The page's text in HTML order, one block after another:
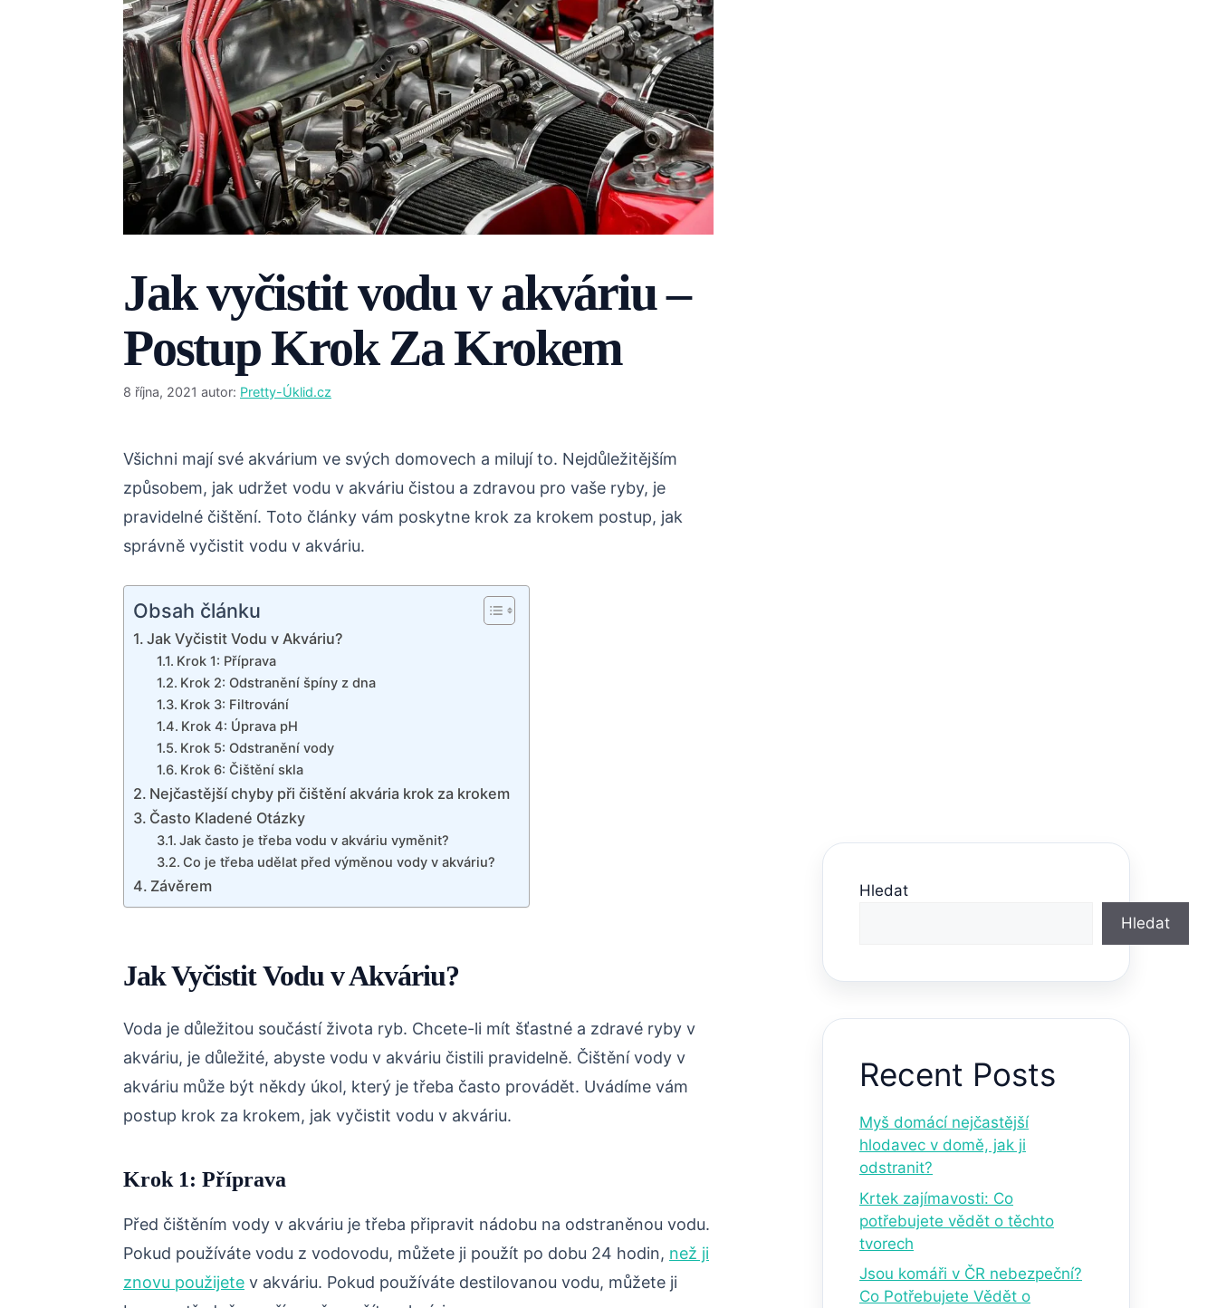
Jak vyčistit vodu v akváriu –
Postup Krok Za Krokem
8 října, 2021 autor: Pretty-Úklid.cz
Všichni mají své akvárium ve svých domovech a milují to. Nejdůležitějším
způsobem, jak udržet vodu v akváriu čistou a zdravou pro vaše ryby, je
pravidelné čištění. Toto články vám poskytne krok za krokem postup, jak
správně vyčistit vodu v akváriu.
Obsah článku
Jak Vyčistit Vodu v Akváriu?
Krok 1: Příprava
Krok 2: Odstranění špíny z dna
Krok 3: Filtrování
Krok 4: Úprava pH
Krok 5: Odstranění vody
Krok 6: Čištění skla
Nejčastější chyby při čištění akvária krok za krokem
Často Kladené Otázky
Jak často je třeba vodu v akváriu vyměnit?
Co je třeba udělat před výměnou vody v akváriu?
Závěrem
Jak Vyčistit Vodu v Akváriu?
Voda je důležitou součástí života ryb. Chcete-li mít šťastné a zdravé ryby v
akváriu, je důležité, abyste vodu v akváriu čistili pravidelně. Čištění vody v
akváriu může být někdy úkol, který je třeba často provádět. Uvádíme vám
postup krok za krokem, jak vyčistit vodu v akváriu.
Krok 1: Příprava
Před čištěním vody v akváriu je třeba připravit nádobu na odstraněnou vodu.
Pokud používáte vodu z vodovodu, můžete ji použít po dobu 24 hodin, než ji
znovu použijete v akváriu. Pokud používáte destilovanou vodu, můžete ji
Hledat
Hledat
Recent Posts
Myš domácí nejčastější
hlodavec v domě, jak ji
odstranit?
Krtek zajímavosti: Co
potřebujete vědět o těchto
tvorech
Jsou komáři v ČR nebezpeční?
Co Potřebujete Vědět o